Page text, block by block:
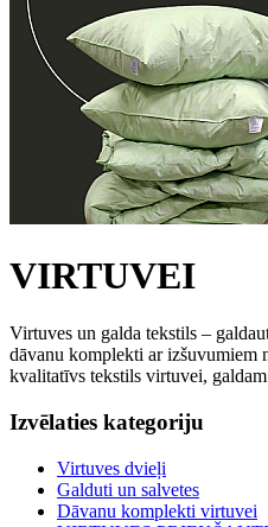
VIRTUVEI
Virtuves un galda tekstils –
dāvanu komplekti ar izšuvumiem
kvalitatīvs tekstils virtuvei,
Izvēlaties kategoriju
Virtuves dvieļi
Galduti un salvetes
Dāvanu komplekti virtuvei